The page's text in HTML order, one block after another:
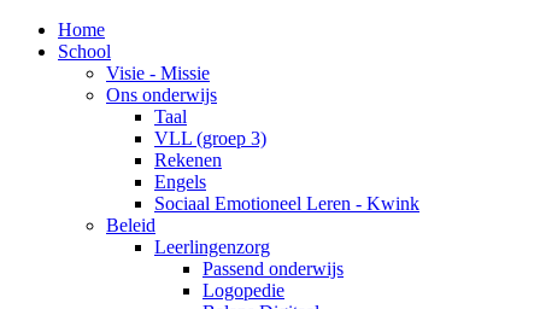
Home
School
Visie - Missie
Ons onderwijs
Taal
VLL (groep 3)
Rekenen
Engels
Sociaal Emotioneel Leren - Kwink
Beleid
Leerlingenzorg
Passend onderwijs
Logopedie